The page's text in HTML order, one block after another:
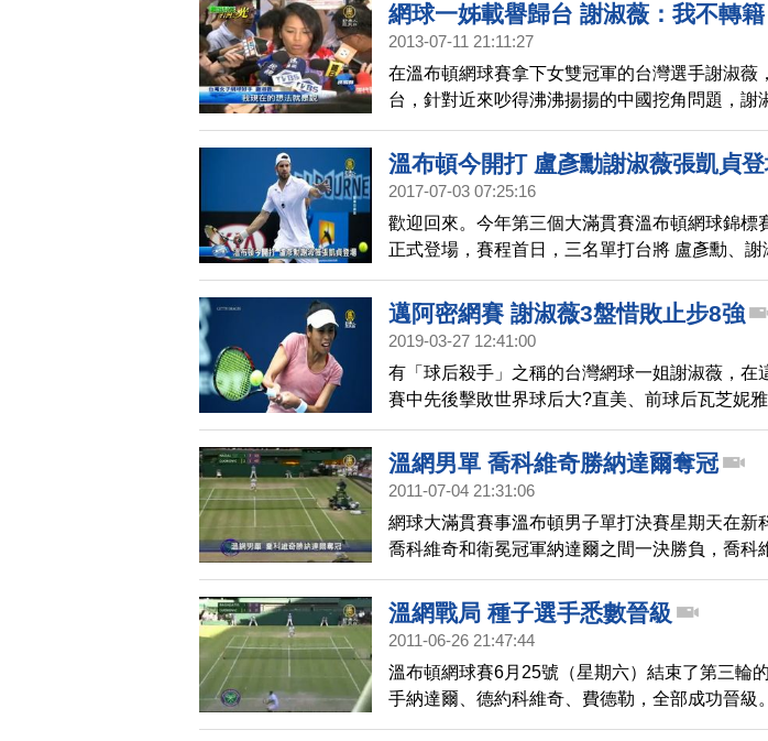
網球一姊載譽歸台 謝淑薇：我不轉籍
2013-07-11 21:11:27
在溫布頓網球賽拿下女雙冠軍的台灣選手謝淑薇
台，針對近來吵得沸沸揚揚的中國挖角問題，謝
應，她強調，自己沒有轉換國籍的問題，目前正
練基地。
溫布頓今開打 盧彥勳謝淑薇張凱貞
2017-07-03 07:25:16
歡迎回來。今年第三個大滿貫賽溫布頓網球錦標
正式登場，賽程首日，三名單打台將 盧彥勳、
同一天登場，其中盧彥勳更將是他在職業生涯第
輪遭遇世界第312名，義大利31歲老將波列利 。
淑薇，將在第1球場對上世界第7的英國一姊孔塔
冷，以2比1打敗孔塔，預料兩人將有一場激烈的
邁阿密網賽 謝淑薇3盤惜敗止步8強
2019-03-27 12:41:00
有「球后殺手」之稱的台灣網球一姐謝淑薇，在
賽中先後擊敗世界球后大?直美、前球后瓦芝妮
強賽中，先盛後衰，以6比3、2比6、5比7敗給
塔薇特，止步8強，為今年邁阿密的驚奇之旅劃
WTA頂級超強等級大賽的女單最佳戰績。
溫網男單 喬科維奇勝納達爾奪冠
2011-07-04 21:31:06
網球大滿貫賽事溫布頓男子單打決賽星期天在新
喬科維奇和衛冕冠軍納達爾之間一決勝負，喬科
較量中以6-4， 6-1，1-6， 6-3 擊敗納達爾，奪
溫網戰局 種子選手悉數晉級
2011-06-26 21:47:44
溫布頓網球賽6月25號（星期六）結束了第三輪
手納達爾、德約科維奇、費德勒，全部成功晉級
頭號種子沃茲尼亞奇和小威廉姆斯、莎拉波娃共